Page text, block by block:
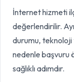
İnternet hizmeti
değerlendirilir.
durumu, teknoloji
nedenle başvuru
sağlıklı adımdır.